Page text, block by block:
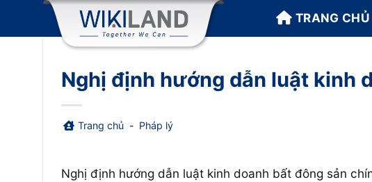
TRANG CHỦ
Nghị định hướng dẫn luật kinh
Trang chủ - Pháp lý
Nghị định hướng dẫn luật kinh doanh bất đông sản